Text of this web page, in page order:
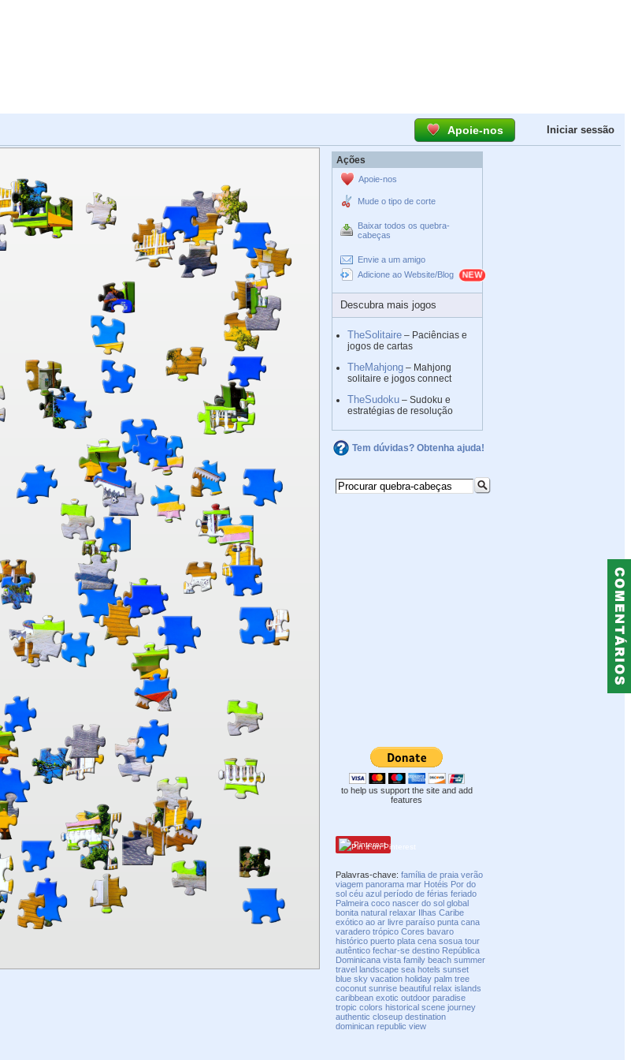
Apoie-nos Iniciar sessão
Ações
Apoie-nos
Mude o tipo de corte
Baixar todos os quebra-
cabeças
Envie a um amigo
Adicione ao Website/Blog
Descubra mais jogos
TheSolitaire – Paciências e
jogos de cartas
TheMahjong – Mahjong
solitaire e jogos connect
TheSudoku – Sudoku e
estratégias de resolução
Tem dúvidas? Obtenha ajuda!
to help us support the site and add
features
Pinterest
Palavras-chave:família de praia verão
viagem panorama mar Hotéis Por do
sol céu azul período de férias feriado
Palmeira coco nascer do sol global
bonita natural relaxar Ilhas Caribe
exótico ao ar livre paraíso punta cana
varadero trópico Cores bavaro
histórico puerto plata cena sosua tour
autêntico fechar-se destino República
Dominicana vista family beach summer
travel landscape sea hotels sunset
blue sky vacation holiday palm tree
coconut sunrise beautiful relax islands
caribbean exotic outdoor paradise
tropic colors historical scene journey
authentic closeup destination
dominican republic view